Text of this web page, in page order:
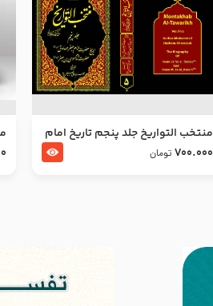
منتخب التواریخ جلد پنجم تاریخ امام
جعفر صادق و امام موسی بن جعفر
700.000 تومان